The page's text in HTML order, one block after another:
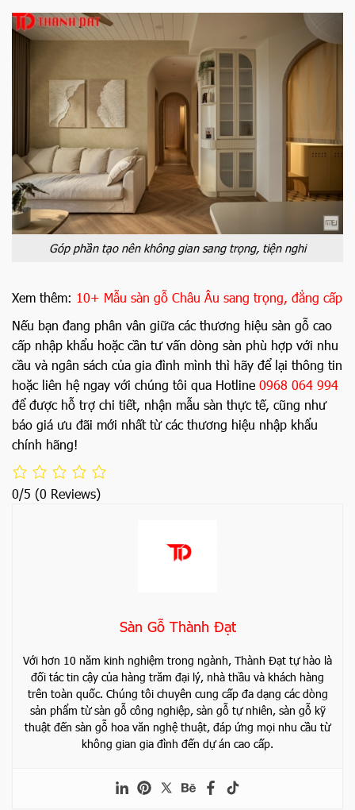
Góp phần tạo nên không gian sang trọng, tiện nghi
Xem thêm: 10+ Mẫu sàn gỗ Châu Âu sang trọng, đẳng cấp
Nếu bạn đang phân vân giữa các thương hiệu sàn gỗ cao
cấp nhập khẩu hoặc cần tư vấn dòng sàn phù hợp với nhu
cầu và ngân sách của gia đình mình thì hãy để lại thông tin
hoặc liên hệ ngay với chúng tôi qua Hotline 0968 064 994
để được hỗ trợ chi tiết, nhận mẫu sàn thực tế, cũng như
báo giá ưu đãi mới nhất từ các thương hiệu nhập khẩu
chính hãng!
0/5 (0 Reviews)
Sàn Gỗ Thành Đạt
Với hơn 10 năm kinh nghiệm trong ngành, Thành Đạt tự hào là
đối tác tin cậy của hàng trăm đại lý, nhà thầu và khách hàng
trên toàn quốc. Chúng tôi chuyên cung cấp đa dạng các dòng
sản phẩm từ sàn gỗ công nghiệp, sàn gỗ tự nhiên, sàn gỗ kỹ
thuật đến sàn gỗ hoa văn nghệ thuật, đáp ứng mọi nhu cầu từ
không gian gia đình đến dự án cao cấp.